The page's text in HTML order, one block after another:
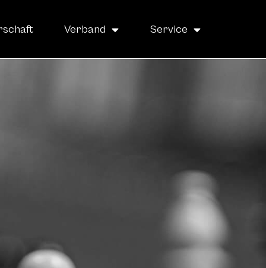
Verband Service